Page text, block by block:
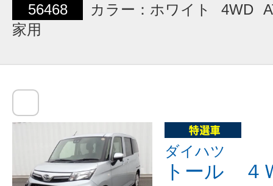
56468
カラー：ホワイト 4WD
家用
ダイハツ
トール ４